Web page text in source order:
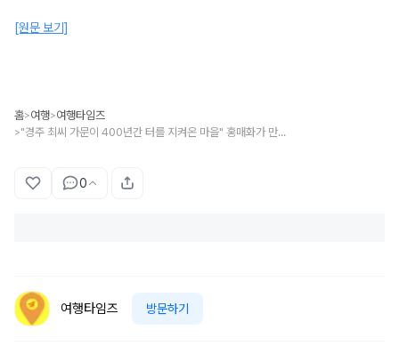
[원문 보기]
홈>여행>여행타임즈
> "경주 최씨 가문이 400년간 터를 지켜온 마을" 홍매화가 만개한 봄꽃 명소 한옥마을
0
여행타임즈 방문하기